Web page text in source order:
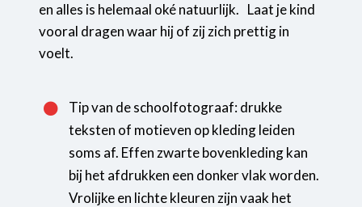
en alles is helemaal oké natuurlijk. Laat je kind
vooral dragen waar hij of zij zich prettig in
voelt.

Tip van de schoolfotograaf: drukke
teksten of motieven op kleding leiden
soms af. Effen zwarte bovenkleding kan
bij het afdrukken een donker vlak worden.
Vrolijke en lichte kleuren zijn vaak het